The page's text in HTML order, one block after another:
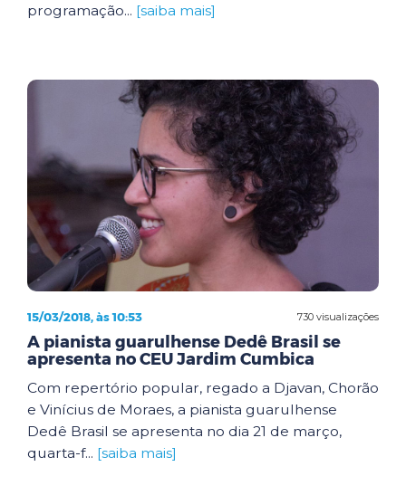
programação... [saiba mais]
730 visualizações
15/03/2018, às 10:53
A pianista guarulhense Dedê Brasil se
apresenta no CEU Jardim Cumbica
Com repertório popular, regado a Djavan, Chorão
e Vinícius de Moraes, a pianista guarulhense
Dedê Brasil se apresenta no dia 21 de março,
quarta-f... [saiba mais]